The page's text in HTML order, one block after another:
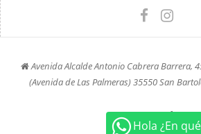
Hola ¿En
Avenida Alcalde Antonio Cabrera Barrera,
(Avenida de Las Palmeras) 35550 San